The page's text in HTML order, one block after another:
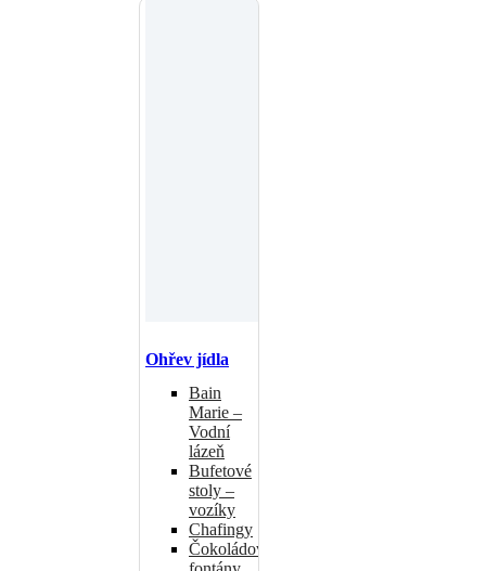
Ohřev jídla
Bain
Marie –
Vodní
lázeň
Bufetové
stoly –
vozíky
Chafingy
Čokoládové